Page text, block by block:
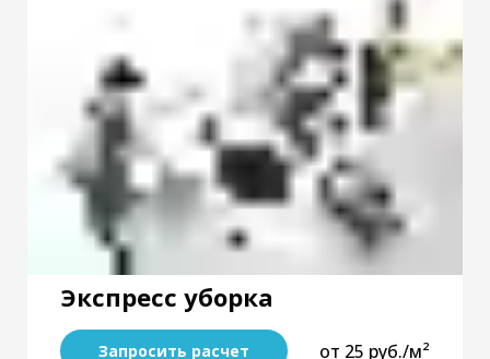
Экспресс уборка
Запросить расчет от 25 руб./м²